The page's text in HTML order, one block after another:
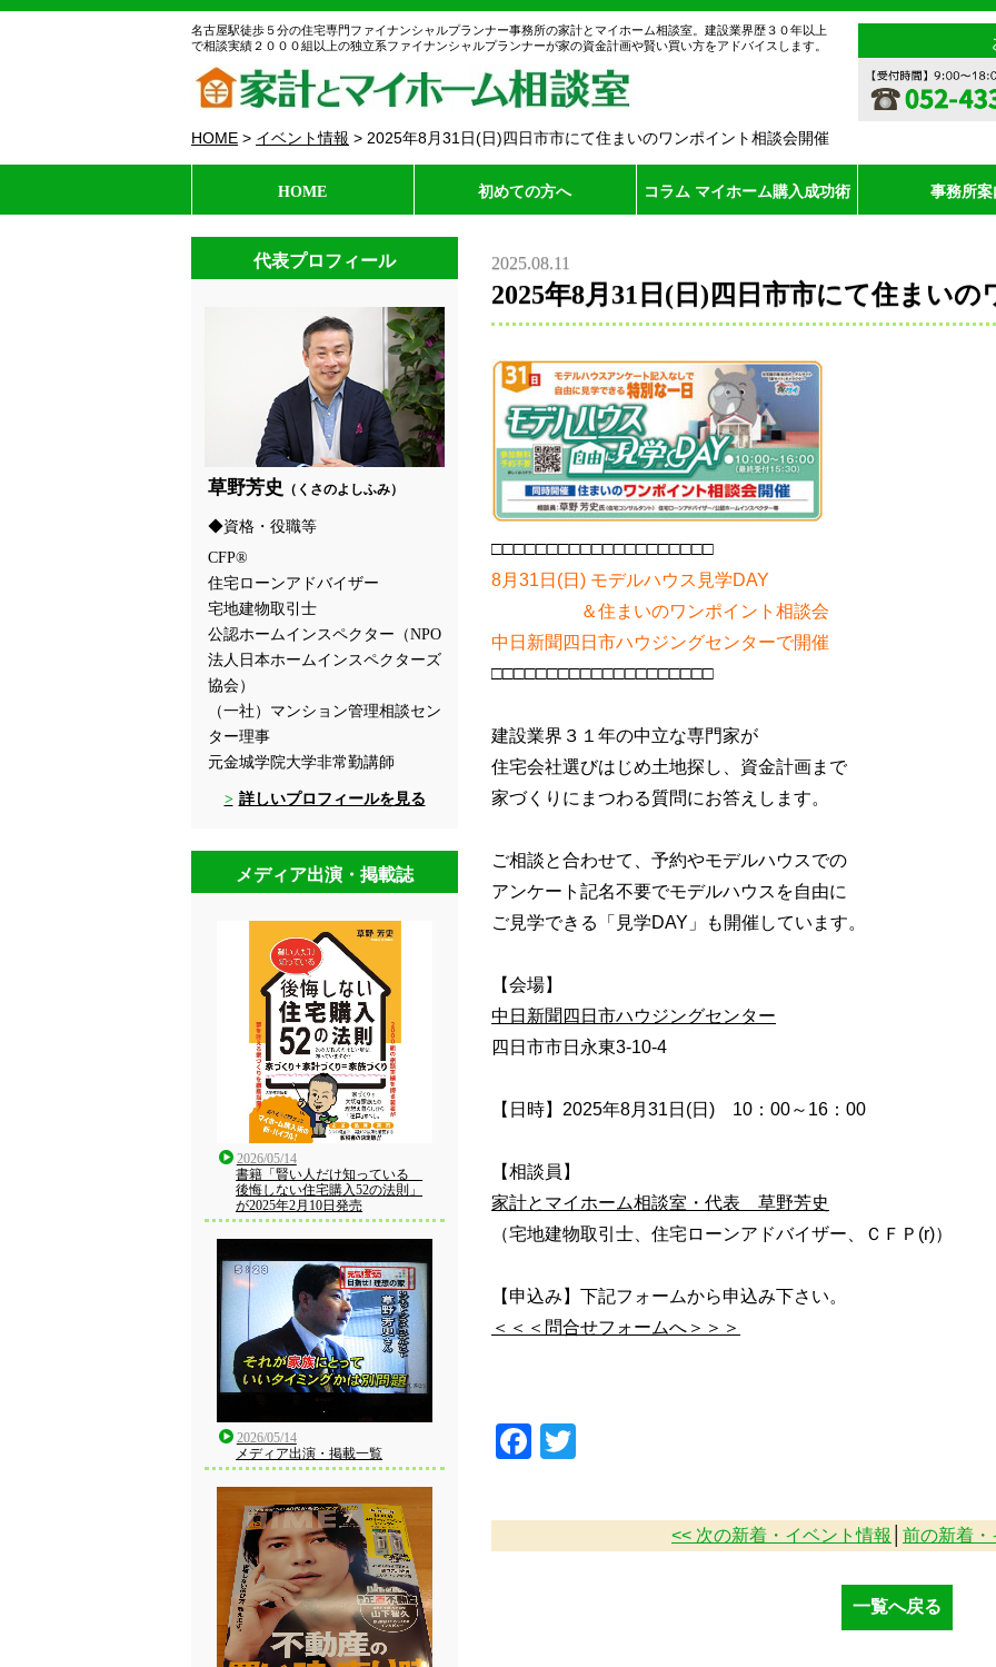
名古屋駅徒歩５分の住宅専門ファイナンシャルプランナー事務所の家計とマイホーム相談室。建設業界歴３０年以上
で相談実績２０００組以上の独立系ファイナンシャルプランナーが家の資金計画や賢い買い方をアドバイスします。
HOME > イベント情報 > 2025年8月31日(日)四日市市にて住まいのワンポイント相談会開催
HOME 初めての方へ コラム マイホーム購入成功術 事務所案
2025.08.11
2025年8月31日(日)四日市市にて住まい
□□□□□□□□□□□□□□□□□□□□
8月31日(日) モデルハウス見学DAY
＆住まいのワンポイント相談会
中日新聞四日市ハウジングセンターで開催
□□□□□□□□□□□□□□□□□□□□
建設業界３１年の中立な専門家が
住宅会社選びはじめ土地探し、資金計画まで
家づくりにまつわる質問にお答えします。
ご相談と合わせて、予約やモデルハウスでの
アンケート記名不要でモデルハウスを自由に
ご見学できる「見学DAY」も開催しています。
【会場】
中日新聞四日市ハウジングセンター
四日市市日永東3-10-4
【日時】2025年8月31日(日) 10：00～16：00
【相談員】
家計とマイホーム相談室・代表 草野芳史
（宅地建物取引士、住宅ローンアドバイザー、ＣＦＰ(r)）
【申込み】下記フォームから申込み下さい。
＜＜＜問合せフォームへ＞＞＞
Facebook
<< 次の新着・イベント情報 前の新着・
一覧へ戻る
代表プロフィール
草野芳史 （くさのよしふみ）
資格・役職等
CFP®
住宅ローンアドバイザー
宅地建物取引士
公認ホームインスペクター（NPO
法人日本ホームインスペクターズ
協会）
（一社）マンション管理相談セン
ター理事
元金城学院大学非常勤講師
詳しいプロフィールを見る
メディア出演・掲載誌
2026/05/14
書籍「賢い人だけ知っている
後悔しない住宅購入52の法則」
が2025年2月10日発売
2026/05/14
メディア出演・掲載一覧